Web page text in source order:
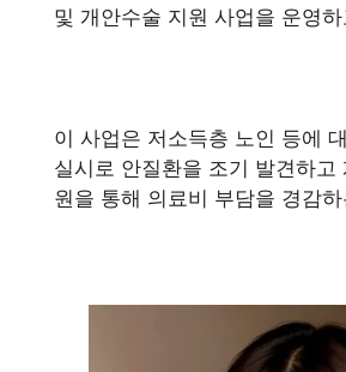
및 개안수술 지원 사업을 운영
이 사업은 저소득층 노인 등에
실시로 안질환을 조기 발견하고
원을 통해 의료비 부담을 경감